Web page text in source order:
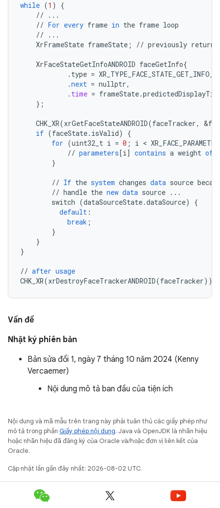
while (1 )
{
//
...
// For every frame in the frame loop
//
...
XrFrameState frameState ; // previously
XrFaceStateGetInfoANDROID faceGetInfo{
. type =
.next = nullptr,
. time = frameState.
} ;
CHK_XR(xrGetFaceStateANDROID(faceTracker, &
if (faceState. isValid)
{
for (uint32_t i = 0 ; i <
// parameters[i] contains a weight of
}
// If the system changes data source
// handle the new data source ...
switch (dataSourceState.dataSource)
{
default :
break ;
}
}
}
// after usage
CHK_XR(xrDestroyFaceTrackerANDROID(faceTracker));
Vấn đề
Nhật ký phiên bản
Bản sửa đổi 1, ngày 7 tháng 10 năm 2024 (Kenny
Vercaemer)
Nội dung mô tả ban đầu của tiện ích
Nội dung và mã mẫu trên trang này phải tuân thủ các giấy phép như
mô tả trong phần Giấy phép nội dung. Java và OpenJDK là nhãn hiệu
hoặc nhãn hiệu đã đăng ký của Oracle và/hoặc đơn vị liên kết của
Oracle.
Cập nhật lần gần đây nhất: 2026-08-02 UTC.